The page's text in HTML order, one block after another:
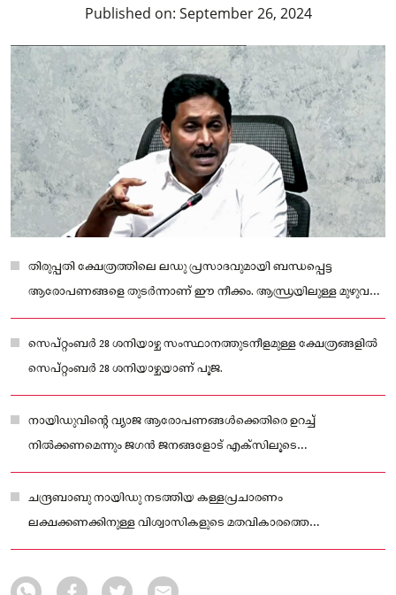
Published on: September 26, 2024
തിരുപ്പതി ക്ഷേത്രത്തിലെ ലഡു പ്രസാദവുമായി ബന്ധപ്പെട്ട
ആരോപണങ്ങളെ തുടർന്നാണ് ഈ നീക്കം. ആന്ധ്രയിലുള്ള മുഴുവന്‍
ഭക്തരെയുമാണ് പൂജയിലേക്ക് ജഗന്‍ ക്ഷണിച്ചത്.
സെപ്റ്റംബര്‍ 28 ശനിയാഴ്ച സംസ്ഥാനത്തുടനീളമുള്ള ക്ഷേത്രങ്ങളിൽ
സെപ്റ്റംബര്‍ 28 ശനിയാഴ്ചയാണ് പൂജ.
നായിഡുവിന്റെ വ്യാജ ആരോപണങ്ങള്‍ക്കെതിരെ ഉറച്ച്‌
നില്‍ക്കണമെന്നും ജഗന്‍ ജനങ്ങളോട് എക്‌സിലൂടെ
ആവശ്യപ്പെട്ടിരുന്നു.
ചന്ദ്രബാബു നായിഡു നടത്തിയ കള്ളപ്രചാരണം
ലക്ഷക്കണക്കിനുള്ള വിശ്വാസികളുടെ മതവികാരത്തെ
വേദനിപ്പിച്ചെന്നും ജഗന്‍ പറഞ്ഞു.